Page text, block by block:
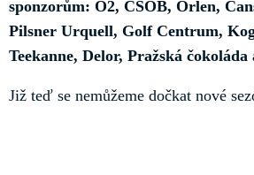
sponzorům: O2, ČSOB, Orlen,
Pilsner Urquell, Golf Centrum,
Teekanne, Delor, Pražská
Již teď se nemůžeme dočkat nové